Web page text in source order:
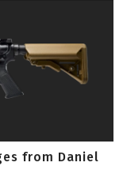
from Daniel